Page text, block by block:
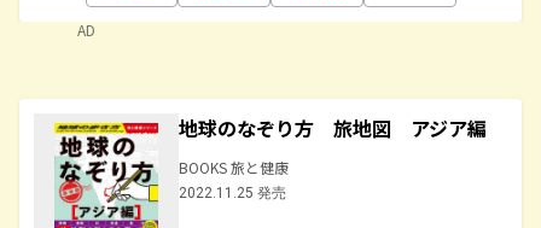
AD
地球のなぞり方 旅地図 アジア編
BOOKS 旅と健康
2022.11.25 発売